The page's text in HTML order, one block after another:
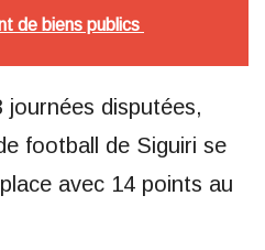
de biens publics
journées disputées,
football de Siguiri se
avec 14 points au